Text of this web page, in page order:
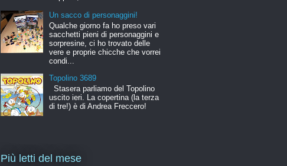
Un sacco di personaggini!
Qualche giorno fa ho preso vari
sacchetti pieni di personaggini e
sorpresine, ci ho trovato delle
vere e proprie chicche che vorrei
condi...
Topolino 3689
Stasera parliamo del Topolino
uscito ieri. La copertina (la terza
di tre!) è di Andrea Freccero!
Più letti del mese